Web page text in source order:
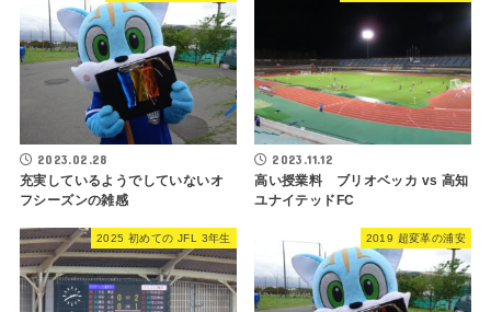
2023.02.28
充実しているようでしていないオ
フシーズンの雑感
2023.11.12
高い授業料 ブリオベッカ vs 高知
ユナイテッドFC
2025 初めての JFL 3年生 2019 超変革の浦安